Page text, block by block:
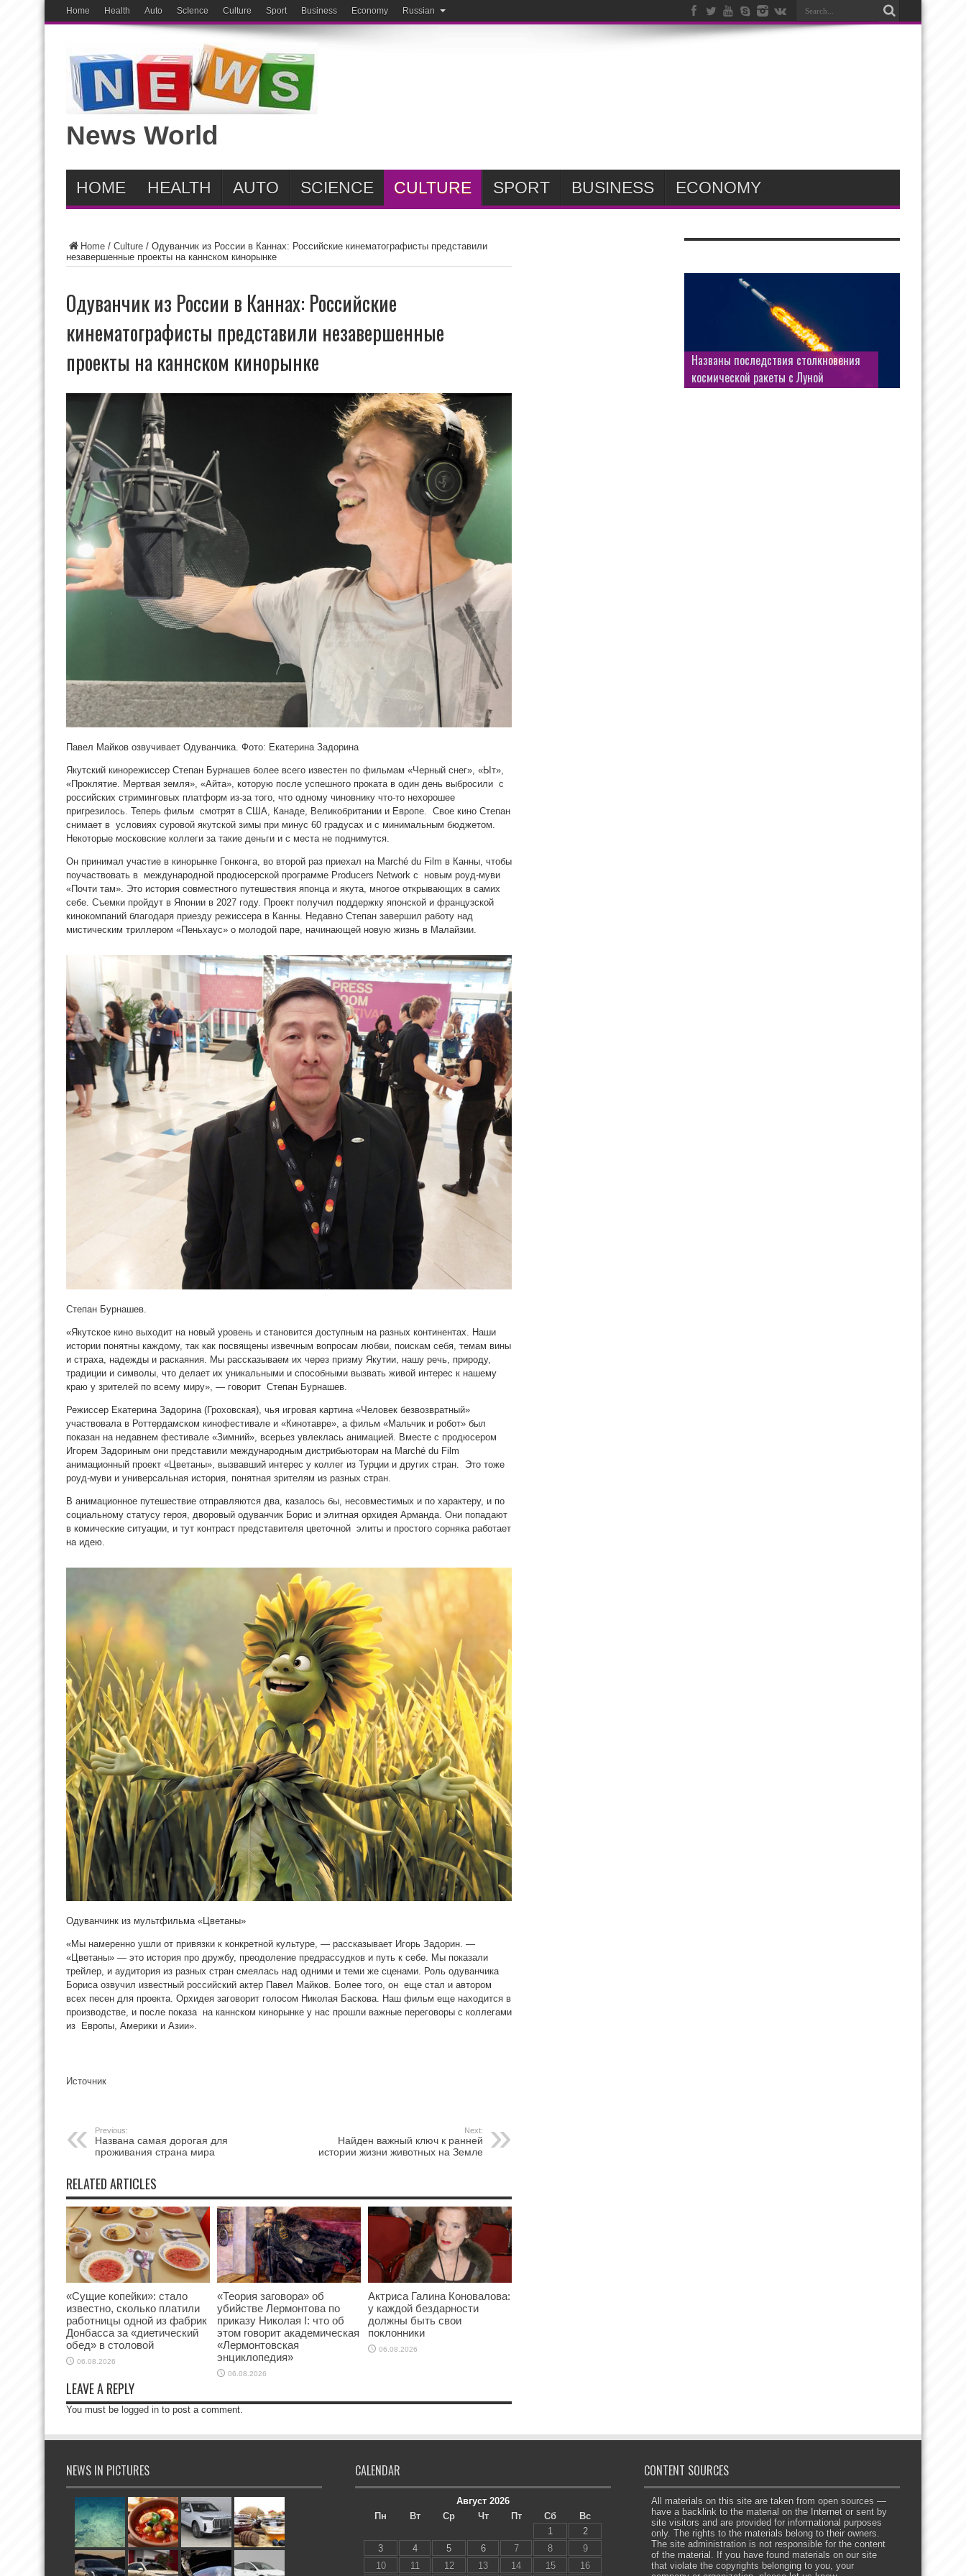
Home Health Auto ScIence Culture Sport Business Economy Russian
News World
HOME HEALTH AUTO SCIENCE CULTURE SPORT BUSINESS ECONOMY
Home / Culture / Одуванчик из России в Каннах: Российские кинематографисты представили
незавершенные проекты на каннском кинорынке
Одуванчик из России в Каннах: Российские
кинематографисты представили незавершенные
проекты на каннском кинорынке
Павел Майков озвучивает Одуванчика. Фото: Екатерина Задорина
Якутский кинорежиссер Степан Бурнашев более всего известен по фильмам «Черный снег», «Ыт»,
«Проклятие. Мертвая земля», «Айта», которую после успешного проката в один день выбросили с
российских стриминговых платформ из-за того, что одному чиновнику что-то нехорошее
пригрезилось. Теперь фильм смотрят в США, Канаде, Великобритании и Европе. Свое кино Степан
снимает в условиях суровой якутской зимы при минус 60 градусах и с минимальным бюджетом.
Некоторые московские коллеги за такие деньги и с места не поднимутся.
Он принимал участие в кинорынке Гонконга, во второй раз приехал на Marché du Film в Канны, чтобы
поучаствовать в международной продюсерской программе Producers Network с новым роуд-муви
«Почти там». Это история совместного путешествия японца и якута, многое открывающих в самих
себе. Съемки пройдут в Японии в 2027 году. Проект получил поддержку японской и французской
кинокомпаний благодаря приезду режиссера в Канны. Недавно Степан завершил работу над
мистическим триллером «Пеньхаус» о молодой паре, начинающей новую жизнь в Малайзии.
Степан Бурнашев.
«Якутское кино выходит на новый уровень и становится доступным на разных континентах. Наши
истории понятны каждому, так как посвящены извечным вопросам любви, поискам себя, темам вины
и страха, надежды и раскаяния. Мы рассказываем их через призму Якутии, нашу речь, природу,
традиции и символы, что делает их уникальными и способными вызвать живой интерес к нашему
краю у зрителей по всему миру», — говорит Степан Бурнашев.
Режиссер Екатерина Задорина (Гроховская), чья игровая картина «Человек безвозвратный»
участвовала в Роттердамском кинофестивале и «Кинотавре», а фильм «Мальчик и робот» был
показан на недавнем фестивале «Зимний», всерьез увлеклась анимацией. Вместе с продюсером
Игорем Задориным они представили международным дистрибьюторам на Marché du Film
анимационный проект «Цветаны», вызвавший интерес у коллег из Турции и других стран. Это тоже
роуд-муви и универсальная история, понятная зрителям из разных стран.
В анимационное путешествие отправляются два, казалось бы, несовместимых и по характеру, и по
социальному статусу героя, дворовый одуванчик Борис и элитная орхидея Арманда. Они попадают
в комические ситуации, и тут контраст представителя цветочной элиты и простого сорняка работает
на идею.
Одуванчинк из мультфильма «Цветаны»
«Мы намеренно ушли от привязки к конкретной культуре, — рассказывает Игорь Задорин. —
«Цветаны» — это история про дружбу, преодоление предрассудков и путь к себе. Мы показали
трейлер, и аудитория из разных стран смеялась над одними и теми же сценами. Роль одуванчика
Бориса озвучил известный российский актер Павел Майков. Более того, он еще стал и автором
всех песен для проекта. Орхидея заговорит голосом Николая Баскова. Наш фильм еще находится в
производстве, и после показа на каннском кинорынке у нас прошли важные переговоры с коллегами
из Европы, Америки и Азии».
Источник
Previous:
Названа самая дорогая для
проживания страна мира
Next:
Найден важный ключ к ранней
истории жизни животных на Земле
RELATED ARTICLES
«Сущие копейки»: стало
известно, сколько платили
работницы одной из фабрик
Донбасса за «диетический
обед» в столовой
06.08.2026
«Теория заговора» об
убийстве Лермонтова по
приказу Николая I: что об
этом говорит академическая
«Лермонтовская
энциклопедия»
06.08.2026
Актриса Галина Коновалова:
у каждой бездарности
должны быть свои
поклонники
06.08.2026
LEAVE A REPLY
You must be logged in to post a comment.
Названы последствия столкновения
космической ракеты с Луной
«Сущие копейки»: стало известно,
сколько платили работницы одной из
фабрик Донбасса за «диетический
обед» в столовой
NEWS IN PICTURES CALENDAR
Август 2026
Пн
Вт Ср Чт Пт Сб
Вс
1
2
3
4 5 6 7 8
9
10
11 12 13 14 15 16
CONTENT SOURCES
All materials on this site are taken from open sources —
have a backlink to the material on the Internet or sent by
site visitors and are provided for informational purposes
only. The rights to the materials belong to their owners.
The site administration is not responsible for the content
of the material. If you have found materials on our site
that violate the copyrights belonging to you, your